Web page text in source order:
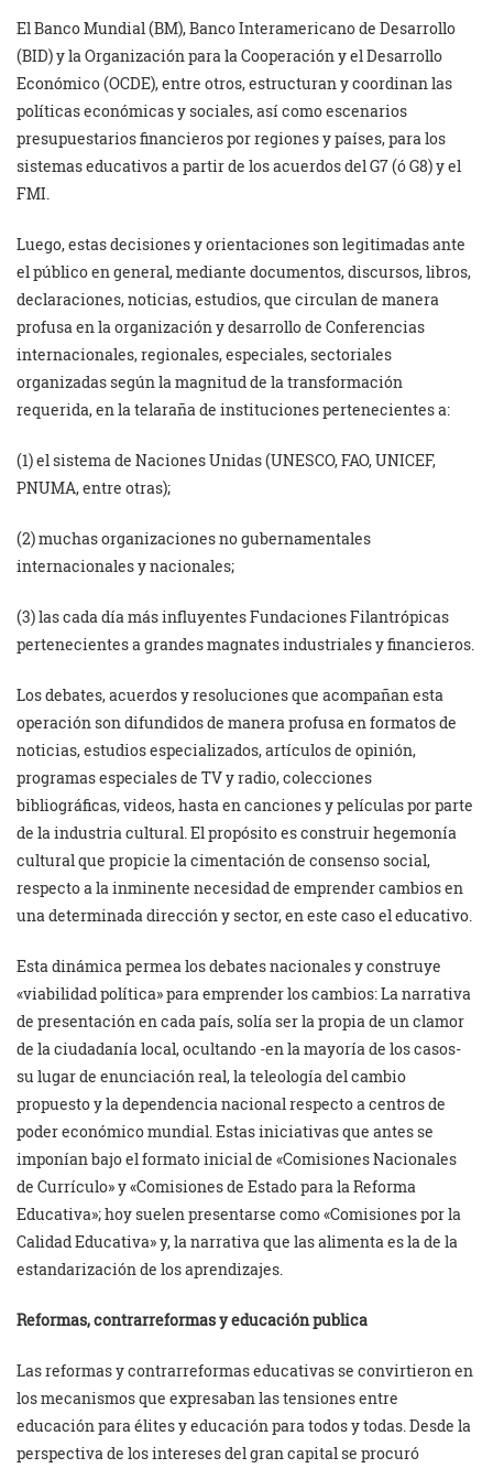
El Banco Mundial (BM), Banco Interamericano de Desarrollo
(BID) y la Organización para la Cooperación y el Desarrollo
Económico (OCDE), entre otros, estructuran y coordinan las
políticas económicas y sociales, así como escenarios
presupuestarios financieros por regiones y países, para los
sistemas educativos a partir de los acuerdos del G7 (ó G8) y el
FMI.
Luego, estas decisiones y orientaciones son legitimadas ante
el público en general, mediante documentos, discursos, libros,
declaraciones, noticias, estudios, que circulan de manera
profusa en la organización y desarrollo de Conferencias
internacionales, regionales, especiales, sectoriales
organizadas según la magnitud de la transformación
requerida, en la telaraña de instituciones pertenecientes a:
(1) el sistema de Naciones Unidas (UNESCO, FAO, UNICEF,
PNUMA, entre otras);
(2) muchas organizaciones no gubernamentales
internacionales y nacionales;
(3) las cada día más influyentes Fundaciones Filantrópicas
pertenecientes a grandes magnates industriales y financieros.
Los debates, acuerdos y resoluciones que acompañan esta
operación son difundidos de manera profusa en formatos de
noticias, estudios especializados, artículos de opinión,
programas especiales de TV y radio, colecciones
bibliográficas, videos, hasta en canciones y películas por parte
de la industria cultural. El propósito es construir hegemonía
cultural que propicie la cimentación de consenso social,
respecto a la inminente necesidad de emprender cambios en
una determinada dirección y sector, en este caso el educativo.
Esta dinámica permea los debates nacionales y construye
«viabilidad política» para emprender los cambios: La narrativa
de presentación en cada país, solía ser la propia de un clamor
de la ciudadanía local, ocultando -en la mayoría de los casos-
su lugar de enunciación real, la teleología del cambio
propuesto y la dependencia nacional respecto a centros de
poder económico mundial. Estas iniciativas que antes se
imponían bajo el formato inicial de «Comisiones Nacionales
de Currículo» y «Comisiones de Estado para la Reforma
Educativa»; hoy suelen presentarse como «Comisiones por la
Calidad Educativa» y, la narrativa que las alimenta es la de la
estandarización de los aprendizajes.
Reformas, contrarreformas y educación publica
Las reformas y contrarreformas educativas se convirtieron en
los mecanismos que expresaban las tensiones entre
educación para élites y educación para todos y todas. Desde la
perspectiva de los intereses del gran capital se procuró